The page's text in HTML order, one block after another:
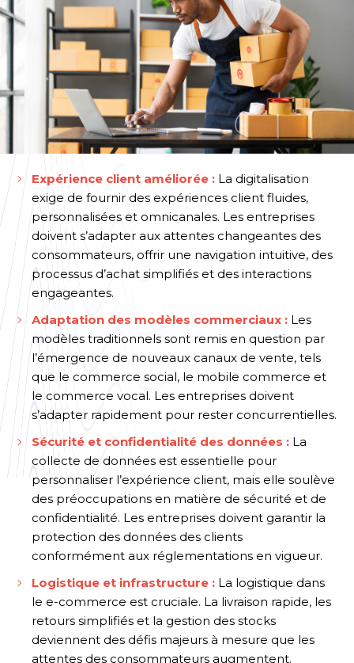
Expérience client améliorée : La digitalisation
exige de fournir des expériences client fluides,
personnalisées et omnicanales. Les entreprises
doivent s’adapter aux attentes changeantes des
consommateurs, offrir une navigation intuitive, des
processus d’achat simplifiés et des interactions
engageantes.
Adaptation des modèles commerciaux : Les
modèles traditionnels sont remis en question par
l’émergence de nouveaux canaux de vente, tels
que le commerce social, le mobile commerce et
le commerce vocal. Les entreprises doivent
s’adapter rapidement pour rester concurrentielles.
Sécurité et confidentialité des données : La
collecte de données est essentielle pour
personnaliser l’expérience client, mais elle soulève
des préoccupations en matière de sécurité et de
confidentialité. Les entreprises doivent garantir la
protection des données des clients
conformément aux réglementations en vigueur.
Logistique et infrastructure : La logistique dans
le e-commerce est cruciale. La livraison rapide, les
retours simplifiés et la gestion des stocks
deviennent des défis majeurs à mesure que les
attentes des consommateurs augmentent.